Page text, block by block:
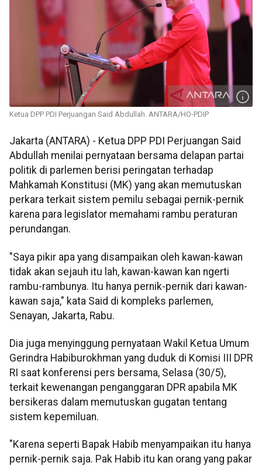
Ketua DPP PDI Perjuangan Said Abdullah. ANTARA/HO-PDIP
Jakarta (ANTARA) - Ketua DPP PDI Perjuangan Said
Abdullah menilai pernyataan bersama delapan partai
politik di parlemen berisi peringatan terhadap
Mahkamah Konstitusi (MK) yang akan memutuskan
perkara terkait sistem pemilu sebagai pernik-pernik
karena para legislator memahami rambu peraturan
perundangan.
"Saya pikir apa yang disampaikan oleh kawan-kawan
tidak akan sejauh itu lah, kawan-kawan kan ngerti
rambu-rambunya. Itu hanya pernik-pernik dari kawan-
kawan saja," kata Said di kompleks parlemen,
Senayan, Jakarta, Rabu.
Dia juga menyinggung pernyataan Wakil Ketua Umum
Gerindra Habiburokhman yang duduk di Komisi III DPR
RI saat konferensi pers bersama, Selasa (30/5),
terkait kewenangan penganggaran DPR apabila MK
bersikeras dalam memutuskan gugatan tentang
sistem kepemiluan.
"Karena seperti Bapak Habib menyampaikan itu hanya
pernik-pernik saja. Pak Habib itu kan orang yang pakar